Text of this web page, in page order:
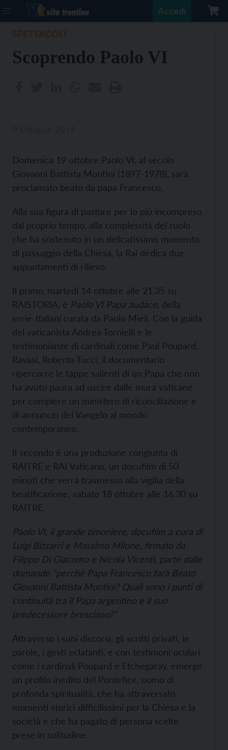
Accedi
Scoprendo Paolo VI
Domenica 19 ottobre Paolo VI, al secolo
Giovanni Battista Montini (1897-1978), sarà
proclamato beato da papa Francesco.
Alla sua figura di pastore per lo più incompreso
dal proprio tempo, alla complessità del ruolo
che ha sostenuto in un delicatissimo momento
di passaggio della Chiesa, la Rai dedica due
appuntamenti di rilievo.
Il primo, martedì 14 ottobre alle 21.35 su
RAISTORIA, è Paolo VI Papa audace, della
serie Italianicurata da Paolo Mieli. Con la guida
del vaticanista Andrea Tornielli e le
testimonianze di cardinali come Paul Poupard,
Ravasi, Roberto Tucci, il documentario
ripercorre le tappe salienti di un Papa che non
ha avuto paura ad uscire dalle mura vaticane
per compiere un ministero di riconciliazione e
di annuncio del Vangelo al mondo
contemporaneo.
Il secondo è una produzione congiunta di
RAITRE e RAI Vaticano, un docufilm di 50
minuti che verrà trasmesso alla vigilia della
beatificazione, sabato 18 ottobre alle 16.30 su
RAITRE.
Paolo VI, il grande timoniere, docufilm a cura di
Luigi Bizzarri e Massimo Milone, firmato da
Filippo Di Giacomo e Nicola Vicenti, parte dalle
domande “perché Papa Francesco farà Beato
Giovanni Battista Montini? Quali sono i punti di
continuità tra il Papa argentino e il suo
predecessore bresciano?”
Attraverso i suoi discorsi, gli scritti privati, le
parole, i gesti eclatanti, e con testimoni oculari
come i cardinali Poupard e Etchegaray, emerge
un profilo inedito del Pontefice, uomo di
profonda spiritualità, che ha attraversato
momenti storici difficilissimi per la Chiesa e la
società e che ha pagato di persona scelte
prese in solitudine.